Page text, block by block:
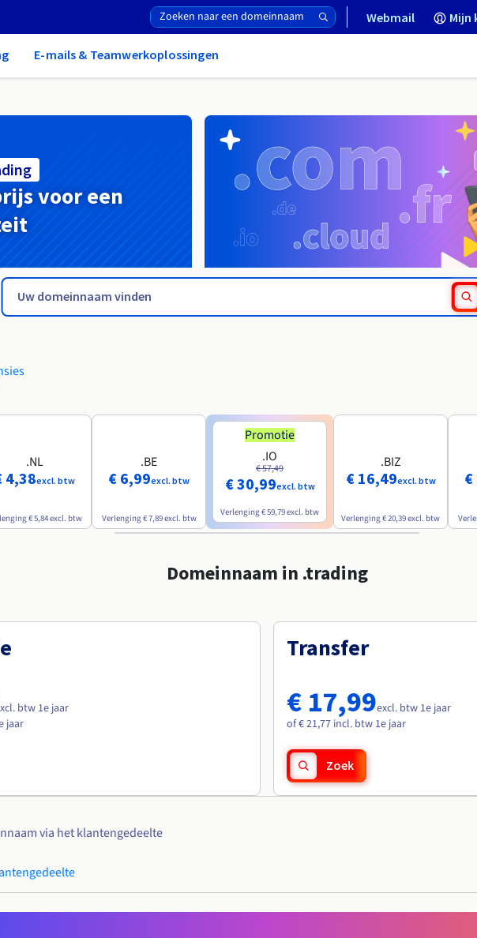
Webmail Mijn
E-mails & Teamwerkoplossingen
voor een
.NL
4,38excl. btw
€ 5,84excl. btw
.BE
€ 6,99excl. btw
Verlenging € 7,89excl. btw
Promotie
.IO
€ 57,49
€ 30,99excl. btw
Verlenging € 59,79excl. btw
.BIZ
€ 16,49excl. btw
Verlenging € 20,39excl. btw
€
Domeinnaam in .trading
btw 1e jaar
jaar
Transfer
€ 17,99excl. btw 1e jaar
of € 21,77 incl. btw 1e jaar
Zoek
via het klantengedeelte